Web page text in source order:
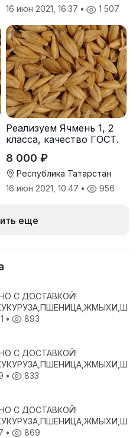
16 июн 2021, 16:37 • 1 507
Реализуем Ячмень 1, 2
класса, качество ГОСТ.
8 000 ₽
Республика Татарстан
16 июн 2021, 10:47 • 956
еще
С ДОСТАВКОЙ!
• 893
С ДОСТАВКОЙ!
• 833
С ДОСТАВКОЙ!
• 869